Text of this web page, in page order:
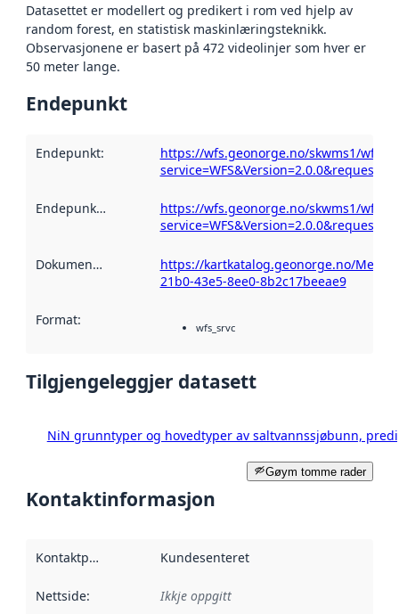
Datasettet er modellert og predikert i rom ved hjelp av
random forest, en statistisk maskinlæringsteknikk.
Observasjonene er basert på 472 videolinjer som hver er
50 meter lange.
Endepunkt
Endepunkt:
https://wfs.geonorge.no/skwms1/
Endepunktskildring
https://wfs.geonorge.no/skwms1/
Dokumentasjon
https://kartkatalog.geonorge.no/
21b0-43e5-8ee0-8b2c17beeae9
Format: wfs_srvc
Tilgjengeleggjer datasett
NiN grunntyper og hovedtyper av saltvannssjøbunn,
Gøym tomme rader
Kontaktinformasjon
Kontaktpunkt Kundesenteret
Nettside: Ikkje oppgitt